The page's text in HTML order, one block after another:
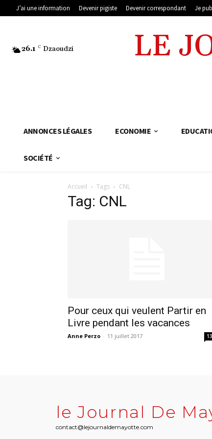
J’ai une information Devenir pigiste Devenir correspondant Je
26.1 C Dzaoudzi LE
ANNONCES LÉGALES ECONOMIE
SOCIÉTÉ
Accueil Tags CNL
Tag: CNL
Pour ceux qui veulent Partir en
Livre pendant les vacances
Anne Perzo - 11 juillet 2017
le Journal De
contact@lejournaldemayotte.com